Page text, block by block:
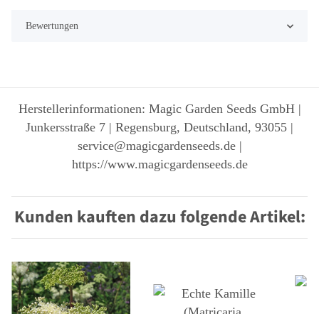
Bewertungen
Herstellerinformationen: Magic Garden Seeds GmbH |
Junkersstraße 7 | Regensburg, Deutschland, 93055 |
service@magicgardenseeds.de |
https://www.magicgardenseeds.de
Kunden kauften dazu folgende Artikel: